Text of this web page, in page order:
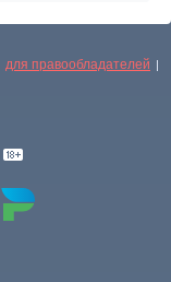
для правообладателей |